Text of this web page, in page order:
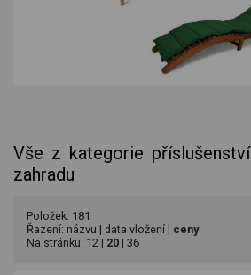
Vše z kategorie
zahradu
Položek: 181
Řazení: názvu | data vložení | ceny
Na stránku: 12 | 20 | 36